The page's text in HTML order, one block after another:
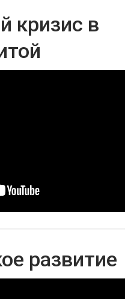
кризис в
развитие